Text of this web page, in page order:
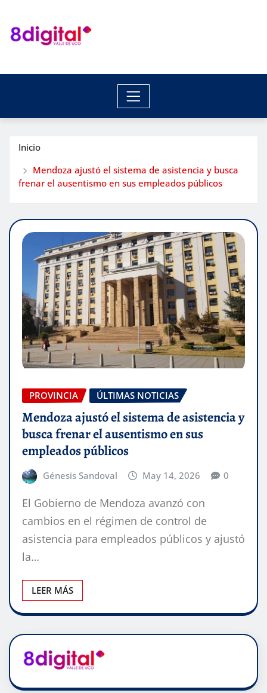
contenido
Inicio
Mendoza ajustó el sistema de asistencia y busca
frenar el ausentismo en sus empleados públicos
PROVINCIA ÚLTIMAS NOTICIAS
Mendoza ajustó el sistema de asistencia y
busca frenar el ausentismo en sus
empleados públicos
Génesis Sandoval May 14, 2026 0
El Gobierno de Mendoza avanzó con
cambios en el régimen de control de
asistencia para empleados públicos y ajustó
la…
LEER MÁS